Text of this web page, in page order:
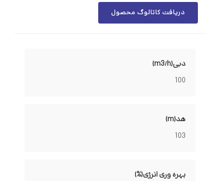
دریافت کاتالوگ محصول
دبی(m3/h)
100
هد(m)
103
بهره وری انرژی(%)